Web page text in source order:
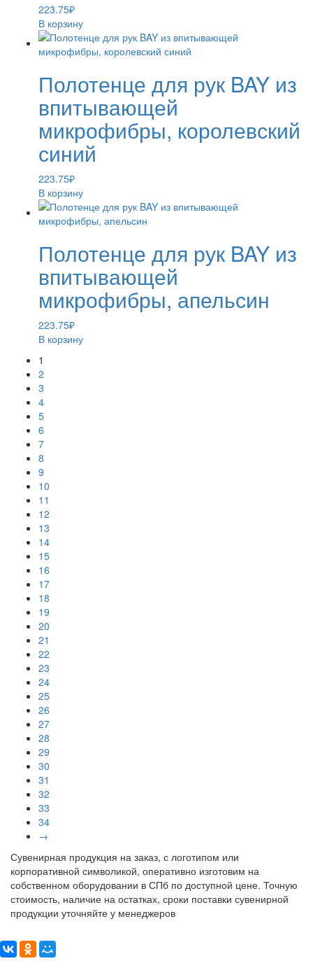
223.75₽
В корзину
Полотенце для рук BAY из
впитывающей
микрофибры, королевский
синий
223.75₽
В корзину
Полотенце для рук BAY из
впитывающей
микрофибры, апельсин
223.75₽
В корзину
1
2
3
4
5
6
7
8
9
10
11
12
13
14
15
16
17
18
19
20
21
22
23
24
25
26
27
28
29
30
31
32
33
34
→
Сувенирная продукция на заказ, с логотипом или
корпоративной символикой, оперативно изготовим на
собственном оборудовании в СПб по доступной цене. Точную
стоимость, наличие на остатках, сроки поставки сувенирной
продукции уточняйте у менеджеров